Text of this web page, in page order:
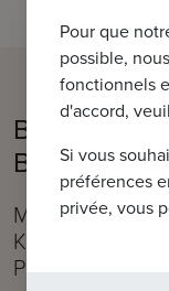
Bienvenue
Bruges
Moerkerkse
Kruis)
Près de la
Pour que
possible,
fonctionnels
d'accord,
Si vous
préférences
privée, vous